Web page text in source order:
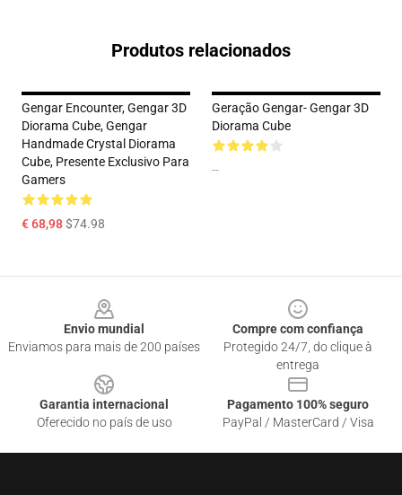
Produtos relacionados
Gengar Encounter, Gengar 3D
Diorama Cube, Gengar
Handmade Crystal Diorama
Cube, Presente Exclusivo Para
Gamers
€ 68,98$74.98
Geração Gengar- Gengar 3D
Diorama Cube
--
Envio mundial
Enviamos para mais de 200 países
Compre com confiança
Protegido 24/7, do clique à
entrega
Garantia internacional
Oferecido no país de uso
Pagamento 100% seguro
PayPal / MasterCard / Visa